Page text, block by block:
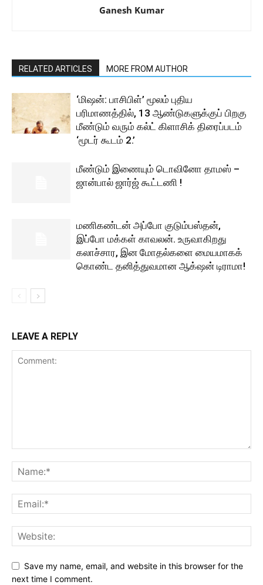
Ganesh Kumar
RELATED ARTICLES MORE FROM AUTHOR
‘மிஷன்: பாசிபிள்’ மூலம் புதிய
பரிமாணத்தில், 13 ஆண்டுகளுக்குப் பிறகு
மீண்டும் வரும் கல்ட் கிளாசிக் திரைப்படம்
‘மூடர் கூடம் 2.’
மீண்டும் இணையும் டொவினோ தாமஸ் –
ஜான்பால் ஜார்ஜ் கூட்டணி !
மணிகண்டன் அப்போ குடும்பஸ்தன்,
இப்போ மக்கள் காவலன். உருவாகிறது
கலாச்சார, இன மோதல்களை மையமாகக்
கொண்ட தனித்துவமான ஆக்‌ஷன் டிராமா!
LEAVE A REPLY
Save my name, email, and website in this browser for the
next time I comment.